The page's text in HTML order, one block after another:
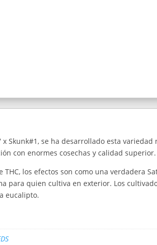
Skunk#1, se ha desarrollado esta
con enormes cosechas y calidad
los efectos son como una verdadera
para quien cultiva en exterior. Los
eucalipto.